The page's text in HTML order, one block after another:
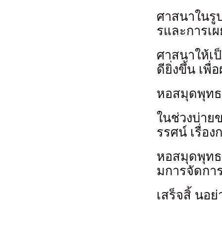
ศาสนาในรู
รและการเ
ศาสนาให้
ดียิ่งขึ้น เพื่
หอสมุดพุท
ในช่วงบ่าย
รรศน์ เรื่อ
หอสมุดพุท
มการจัดก
เสร็จสิ้ นอย่